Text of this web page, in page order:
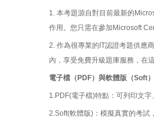
1. 本考題源自對目前最新的
作用。您只需在參加Microsoft
2. 作為很專業的IT認證考題供應
內，享受免費升級題庫服務，在
電子檔（PDF）與軟體版（Soft
1.PDF(電子檔)特點：可列印文
2.Soft(軟體版)：模擬真實的考試